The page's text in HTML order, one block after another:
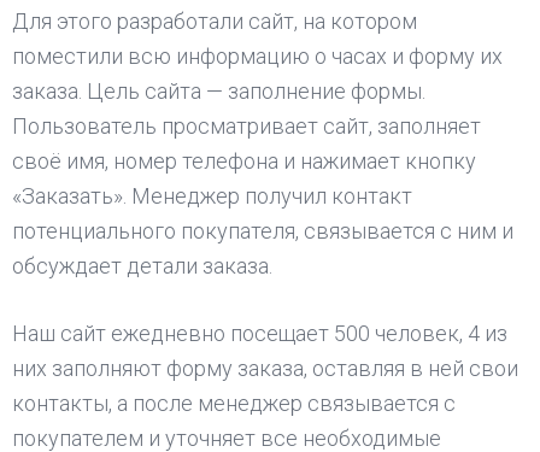
Для этого разработали сайт, на котором
поместили всю информацию о часах и форму их
заказа. Цель сайта — заполнение формы.
Пользователь просматривает сайт, заполняет
своё имя, номер телефона и нажимает кнопку
«Заказать». Менеджер получил контакт
потенциального покупателя, связывается с ним и
обсуждает детали заказа.
Наш сайт ежедневно посещает 500 человек, 4 из
них заполняют форму заказа, оставляя в ней свои
контакты, а после менеджер связывается с
покупателем и уточняет все необходимые